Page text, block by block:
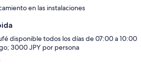
en las instalaciones
disponible todos los días de 07:00 a 10:00
3000 JPY por persona